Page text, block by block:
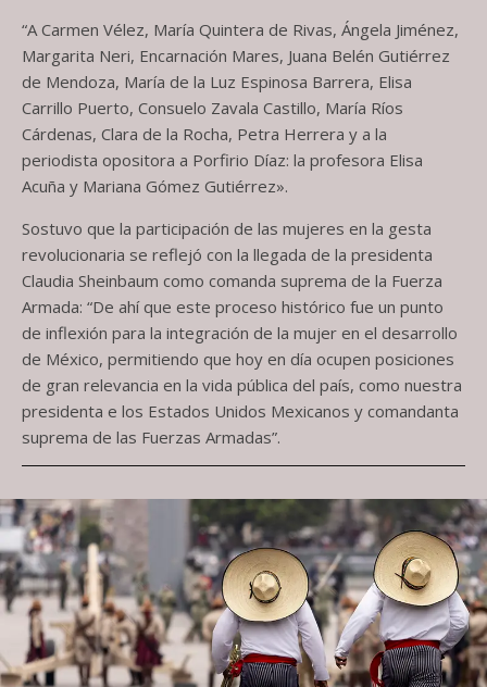
“A Carmen Vélez, María Quintera de Rivas, Ángela Jiménez,
Margarita Neri, Encarnación Mares, Juana Belén Gutiérrez
de Mendoza, María de la Luz Espinosa Barrera, Elisa
Carrillo Puerto, Consuelo Zavala Castillo, María Ríos
Cárdenas, Clara de la Rocha, Petra Herrera y a la
periodista opositora a Porfirio Díaz: la profesora Elisa
Acuña y Mariana Gómez Gutiérrez».
Sostuvo que la participación de las mujeres en la gesta
revolucionaria se reflejó con la llegada de la presidenta
Claudia Sheinbaum como comanda suprema de la Fuerza
Armada: “De ahí que este proceso histórico fue un punto
de inflexión para la integración de la mujer en el desarrollo
de México, permitiendo que hoy en día ocupen posiciones
de gran relevancia en la vida pública del país, como nuestra
presidenta e los Estados Unidos Mexicanos y comandanta
suprema de las Fuerzas Armadas”.